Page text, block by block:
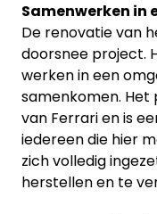
Samenwerken in
De renovatie van
doorsnee project.
werken in een
samenkomen. Het
van Ferrari en is
iedereen die hier
zich volledig
herstellen en te